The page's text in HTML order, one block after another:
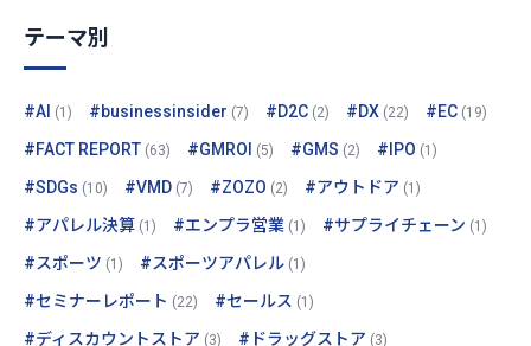
テーマ別
#AI (1) #businessinsider (7) #D2C (2) #DX (22) #EC (19)
#FACT REPORT (63) #GMROI (5) #GMS (2) #IPO (1)
#SDGs (10) #VMD (7) #ZOZO (2) #アウトドア (1)
#アパレル決算 (1) #エンプラ営業 (1) #サプライチェーン (1)
#スポーツ (1) #スポーツアパレル (1)
#セミナーレポート (22) #セールス (1)
#ディスカウントストア (3) #ドラッグストア (3)